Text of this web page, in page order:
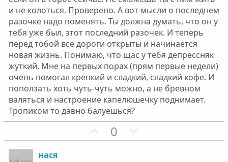
help
и не колоться. Проверено. А вот мысли о последнем
разочке надо поменять. Ты должна думать, что он у
тебя уже был, этот последний разочек. И теперь
перед тобой все дороги открыты и начинается
новая жизнь. Понимаю, что щас у тебя депрессняк
жуткий. Мне на первых порах (прям первые недели)
очень помогал крепкий и сладкий, сладкий кофе. И
поползать хоть чуть-чуть можно, а не бревном
валяться и настроение капелюшечку поднимает.
Тропиком то давно балуешься?
П
о
0
е
нася